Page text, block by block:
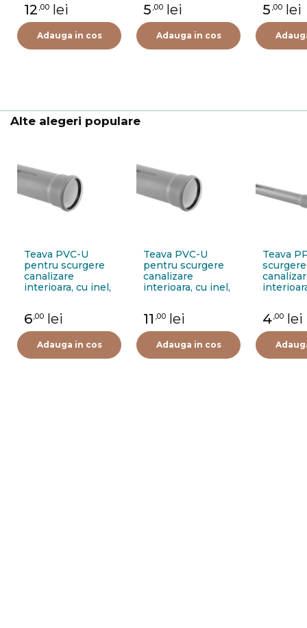
12 ,00 lei
Adauga in cos
5 ,00 lei
Adauga in cos
5 ,00 lei
Alte alegeri populare
Teava PVC-U
pentru scurgere
canalizare
interioara, cu inel,
6,00 lei
Adauga in cos
Teava PVC-U
pentru scurgere
canalizare
interioara, cu inel,
11 ,00 lei
Adauga in cos
Teava
scurgere
4,00 lei